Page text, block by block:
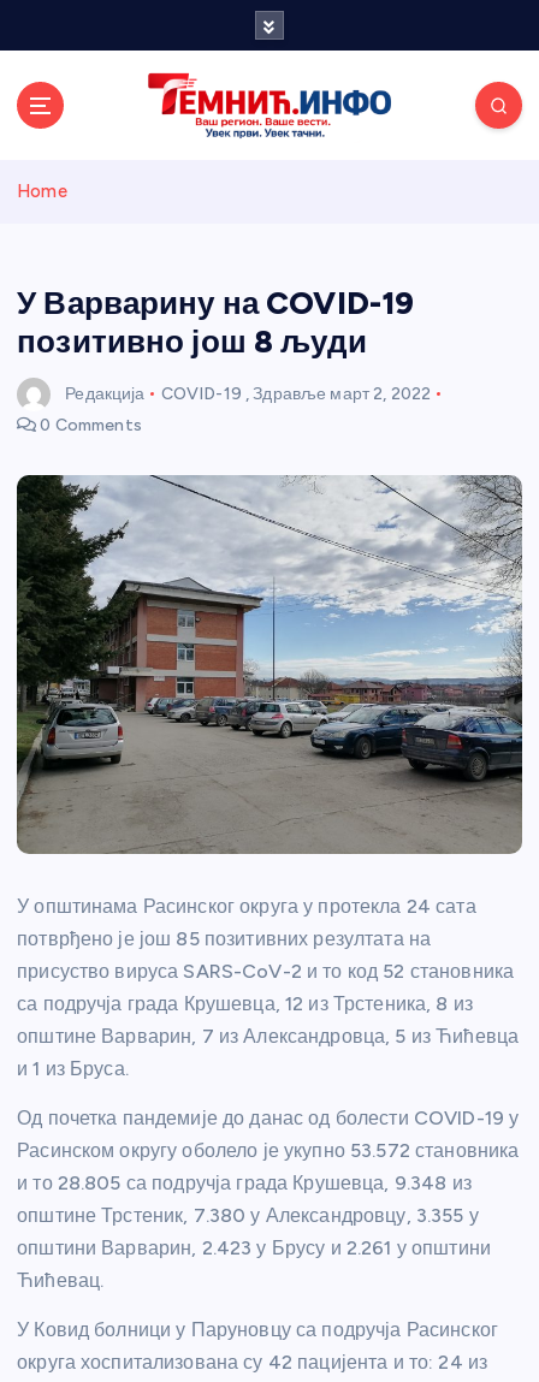
и портал
Home
У Варварину на COVID-19
позитивно још 8 људи
Редакција COVID-19 ,Здравље март 2, 2022
0 Comments
У општинама Расинског округа у протекла 24 сата
потврђено је још 85 позитивних резултата на
присуство вируса SARS-CoV-2 и то код 52 становника
са подручја града Крушевца, 12 из Трстеника, 8 из
општине Варварин, 7 из Александровца, 5 из Ћићевца
и 1 из Бруса.
Од почетка пандемије до данас од болести COVID-19 у
Расинском округу оболело је укупно 53.572 становника
и то 28.805 са подручја града Крушевца, 9.348 из
општине Трстеник, 7.380 у Александровцу, 3.355 у
општини Варварин, 2.423 у Брусу и 2.261 у општини
Ћићевац.
У Ковид болници у Паруновцу са подручја Расинског
округа хоспитализована су 42 пацијента и то: 24 из